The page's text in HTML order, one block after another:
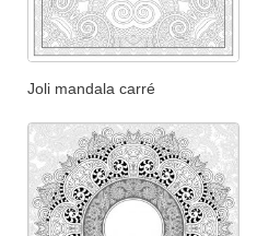
Joli mandala carré